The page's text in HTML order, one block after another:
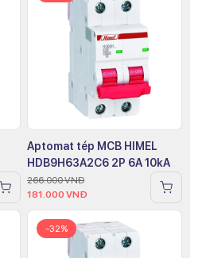
Aptomat tép MCB HIMEL
HDB9H63A2C6 2P 6A 10kA
266.000VNĐ
181.000 VNĐ
-32%